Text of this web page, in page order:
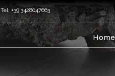
Tel: +39 3428047663
Home